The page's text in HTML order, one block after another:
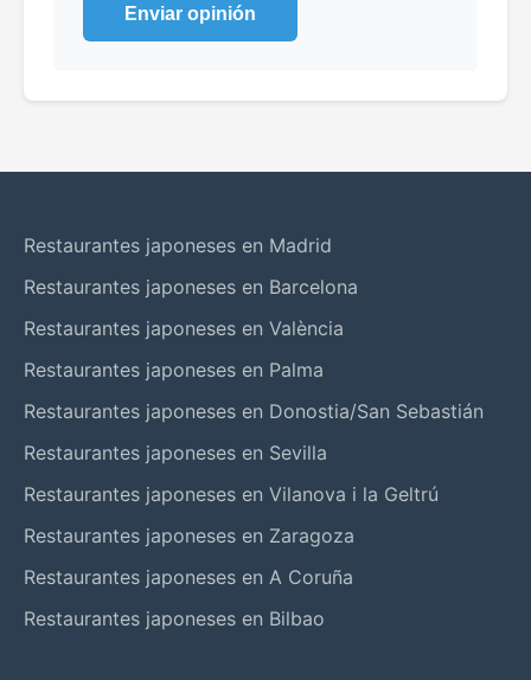
Enviar opinión
Restaurantes japoneses en Madrid
Restaurantes japoneses en Barcelona
Restaurantes japoneses en València
Restaurantes japoneses en Palma
Restaurantes japoneses en Donostia/San Sebastián
Restaurantes japoneses en Sevilla
Restaurantes japoneses en Vilanova i la Geltrú
Restaurantes japoneses en Zaragoza
Restaurantes japoneses en A Coruña
Restaurantes japoneses en Bilbao